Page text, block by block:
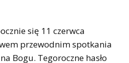
się 11 czerwca
przewodnim spotkania
Bogu. Tegoroczne hasło